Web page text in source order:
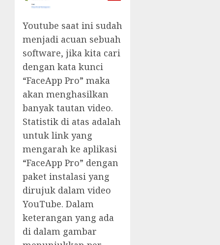
Youtube saat ini sudah
menjadi acuan sebuah
software, jika kita cari
dengan kata kunci
“FaceApp Pro” maka
akan menghasilkan
banyak tautan video.
Statistik di atas adalah
untuk link yang
mengarah ke aplikasi
“FaceApp Pro” dengan
paket instalasi yang
dirujuk dalam video
YouTube. Dalam
keterangan yang ada
di dalam gambar